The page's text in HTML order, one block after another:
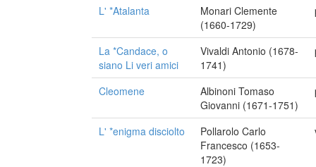
L' *Atalanta
Monari Clemente
(1660-1729)
La *Candace, o
siano Li veri amici
Vivaldi Antonio (1678-
1741)
Cleomene
Albinoni Tomaso
Giovanni (1671-1751)
L' *enigma disciolto
Pollarolo Carlo
Francesco (1653-
1723)